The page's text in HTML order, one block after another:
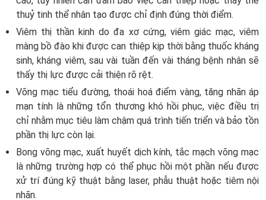
thuỷ tinh thể nhân tạo được chỉ định đúng thời điểm.
Viêm thị thần kinh do đa xơ cứng, viêm giác mạc, viêm
màng bồ đào khi được can thiệp kịp thời bằng thuốc kháng
sinh, kháng viêm, sau vài tuần đến vài tháng bệnh nhân sẽ
thấy thị lực được cải thiện rõ rệt.
Võng mạc tiểu đường, thoái hoá điểm vàng, tăng nhãn áp
mạn tính là những tổn thương khó hồi phục, việc điều trị
chỉ nhằm mục tiêu làm chậm quá trình tiến triển và bảo tồn
phần thị lực còn lại.
Bong võng mạc, xuất huyết dịch kính, tắc mạch võng mạc
là những trường hợp có thể phục hồi một phần nếu được
xử trí đúng kỹ thuật bằng laser, phẫu thuật hoặc tiêm nội
nhãn.